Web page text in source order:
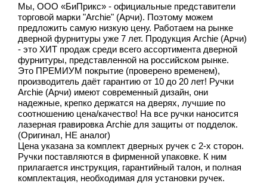
Мы, ООО «БиПрикс» - официальные представители
торговой марки "Archie" (Арчи). Поэтому можем
предложить самую низкую цену. Работаем на рынке
дверной фурнитуры уже 7 лет. Продукция Archie (Арчи)
- это ХИТ продаж среди всего ассортимента дверной
фурнитуры, представленной на российском рынке.
Это ПРЕМИУМ покрытие (проверено временем),
производитель даёт гарантию от 10 до 20 лет! Ручки
Archie (Арчи) имеют современный дизайн, они
надежные, крепко держатся на дверях, лучшие по
соотношению цена/качество! На все ручки наносится
лазерная гравировка Archie для защиты от подделок.
(Оригинал, НЕ аналог)
Цена указана за комплект дверных ручек с 2-х сторон.
Ручки поставляются в фирменной упаковке. К ним
прилагается инструкция, гарантийный талон, и полная
комплектация, необходимая для установки ручек.